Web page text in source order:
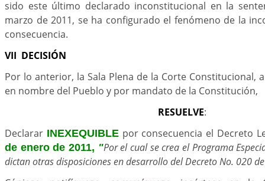
sido este último declarado inconstitucional en la
marzo de 2011, se ha configurado el fenómeno de la
consecuencia.
VII DECISIÓN
Por lo anterior, la Sala Plena de la Corte Constitucional,
en nombre del Pueblo y por mandato de la Constitución,
RESUELVE:
Declarar INEXEQUIBLEpor consecuencia el Decreto
de enero de 2011, "Por el cual se crea el Programa
dictan otras disposiciones en desarrollo del Decreto No. 020